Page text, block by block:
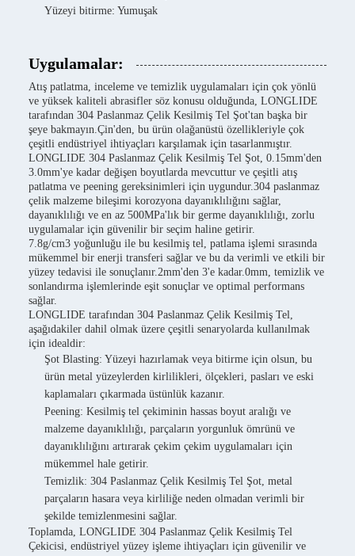
Yüzeyi bitirme: Yumuşak
Uygulamalar:
Atış patlatma, inceleme ve temizlik uygulamaları için çok yönlü
ve yüksek kaliteli abrasifler söz konusu olduğunda, LONGLIDE
tarafından 304 Paslanmaz Çelik Kesilmiş Tel Şot'tan başka bir
şeye bakmayın.Çin'den, bu ürün olağanüstü özellikleriyle çok
çeşitli endüstriyel ihtiyaçları karşılamak için tasarlanmıştır.
LONGLIDE 304 Paslanmaz Çelik Kesilmiş Tel Şot, 0.15mm'den
3.0mm'ye kadar değişen boyutlarda mevcuttur ve çeşitli atış
patlatma ve peening gereksinimleri için uygundur.304 paslanmaz
çelik malzeme bileşimi korozyona dayanıklılığını sağlar,
dayanıklılığı ve en az 500MPa'lık bir germe dayanıklılığı, zorlu
uygulamalar için güvenilir bir seçim haline getirir.
7.8g/cm3 yoğunluğu ile bu kesilmiş tel, patlama işlemi sırasında
mükemmel bir enerji transferi sağlar ve bu da verimli ve etkili bir
yüzey tedavisi ile sonuçlanır.2mm'den 3'e kadar.0mm, temizlik ve
sonlandırma işlemlerinde eşit sonuçlar ve optimal performans
sağlar.
LONGLIDE tarafından 304 Paslanmaz Çelik Kesilmiş Tel,
aşağıdakiler dahil olmak üzere çeşitli senaryolarda kullanılmak
için idealdir:
Şot Blasting: Yüzeyi hazırlamak veya bitirme için olsun, bu
ürün metal yüzeylerden kirlilikleri, ölçekleri, pasları ve eski
kaplamaları çıkarmada üstünlük kazanır.
Peening: Kesilmiş tel çekiminin hassas boyut aralığı ve
malzeme dayanıklılığı, parçaların yorgunluk ömrünü ve
dayanıklılığını artırarak çekim çekim uygulamaları için
mükemmel hale getirir.
Temizlik: 304 Paslanmaz Çelik Kesilmiş Tel Şot, metal
parçaların hasara veya kirliliğe neden olmadan verimli bir
şekilde temizlenmesini sağlar.
Toplamda, LONGLIDE 304 Paslanmaz Çelik Kesilmiş Tel
Çekicisi, endüstriyel yüzey işleme ihtiyaçları için güvenilir ve